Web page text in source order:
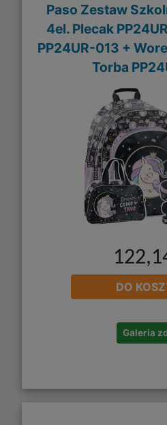
Paso Zestaw
4el. Plecak
PP24UR-013 +
Torba
DO
Galeria